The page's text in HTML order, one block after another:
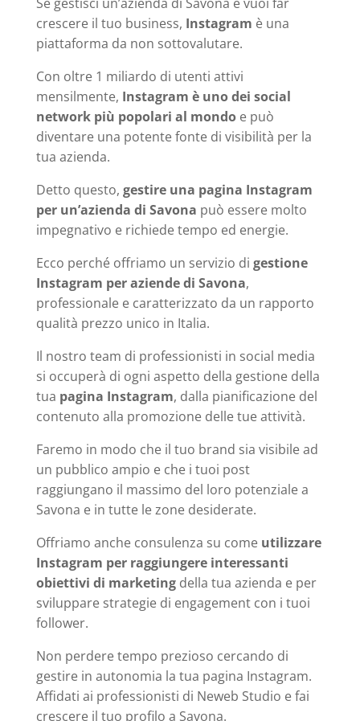
crescere il tuo business, Instagram è una
piattaforma da non sottovalutare.
Con oltre 1 miliardo di utenti attivi
mensilmente, Instagram è uno dei social
network più popolari al mondoe può
diventare una potente fonte di visibilità per la
tua azienda.
Detto questo, gestire una pagina Instagram
per un’azienda di Savona può essere molto
impegnativo e richiede tempo ed energie.
Ecco perché offriamo un servizio di gestione
Instagram per aziende di Savona,
professionale e caratterizzato da un rapporto
qualità prezzo unico in Italia.
Il nostro team di professionisti in social media
si occuperà di ogni aspetto della gestione della
tua pagina Instagram, dalla pianificazione del
contenuto alla promozione delle tue attività.
Faremo in modo che il tuo brand sia visibile ad
un pubblico ampio e che i tuoi post
raggiungano il massimo del loro potenziale a
Savona e in tutte le zone desiderate.
Offriamo anche consulenza su come utilizzare
Instagram per raggiungere interessanti
obiettivi di marketingdella tua azienda e per
sviluppare strategie di engagement con i tuoi
follower.
Non perdere tempo prezioso cercando di
gestire in autonomia la tua pagina Instagram.
Affidati ai professionisti di Neweb Studio e fai
crescere il tuo profilo a Savona.